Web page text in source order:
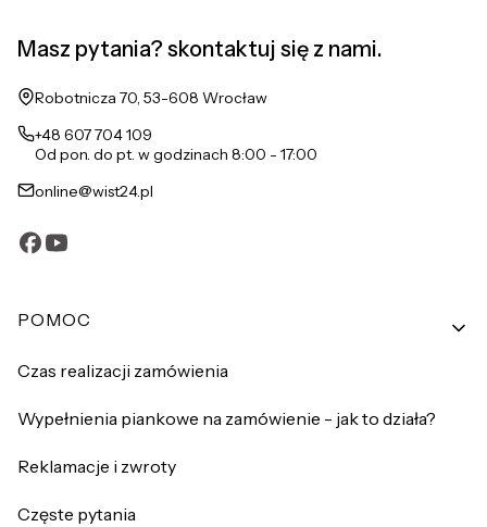
Masz pytania? skontaktuj się z nami.
Adres:
Robotnicza 70, 53-608 Wrocław
+48 607 704 109
Od pon. do pt. w godzinach 8:00 - 17:00
online@wist24.pl
Linki w stopce
POMOC
Czas realizacji zamówienia
Wypełnienia piankowe na zamówienie - jak to działa?
Reklamacje i zwroty
Częste pytania